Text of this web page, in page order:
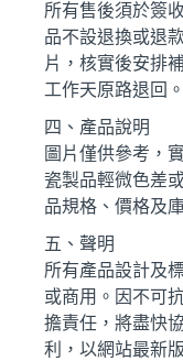
所有售後須於簽
品不設退換或退
片，核實後安排
工作天原路退回。
四、產品說明
圖片僅供參考，
瓷製品輕微色差
品規格、價格及
五、聲明
所有產品設計及
或商用。因不可
擔責任，將盡快
利，以網站最新